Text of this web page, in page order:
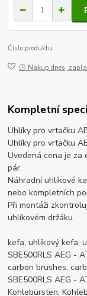
Číslo produktu:
🕒 Nakup dnes,
Kompletní
Uhlíky pro vrtačku
Uhlíky pro vrtačku
Uvedená cena je za
pár.
Náhradní uhlíkové
nebo kompletních
Při montáži
uhlíkovém držáku.
kefa, uhlíkový kefa,
SBE500RLS AEG -
carbon brushes,
SBE500RLS AEG -
Kohlebürsten,